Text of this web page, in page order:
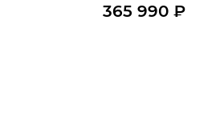
365 990₽